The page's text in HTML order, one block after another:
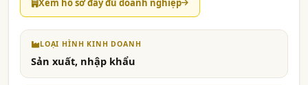
LOẠI HÌNH KINH DOANH
Sản xuất, nhập khẩu